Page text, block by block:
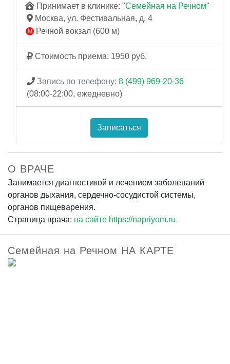
Принимает в клинике: "Семейная на Речном"
Москва, ул. Фестивальная, д. 4
Речной вокзал (600 м)
Стоимость приема: 1950 руб.
Запись по телефону: 8 (499) 969-20-36
(08:00-22:00, ежедневно)
Записаться
О ВРАЧЕ
Занимается диагностикой и лечением заболеваний
органов дыхания, сердечно-сосудистой системы,
органов пищеварения.
Страница врача: на сайте https://napriyom.ru
Семейная на Речном НА КАРТЕ